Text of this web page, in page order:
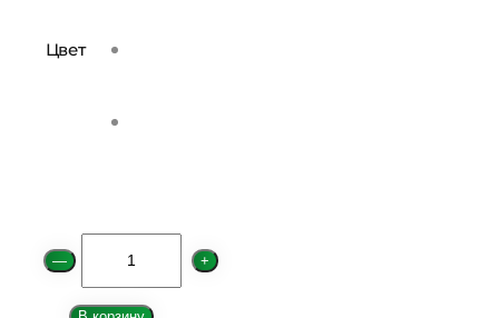
Цвет
К
о
— +